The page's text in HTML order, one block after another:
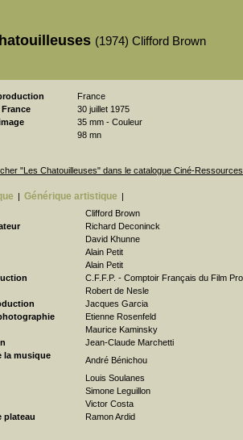
(1974) Clifford Brown
France
30 juillet 1975
35 mm - Couleur
98 mn
"Les Chatouilleuses" dans le catalogue Ciné-Ressources
| Générique artistique |
Clifford Brown
Richard Deconinck
David Khunne
Alain Petit
Alain Petit
C.F.F.P. - Comptoir Français du Film
Robert de Nesle
Jacques Garcia
Etienne Rosenfeld
Maurice Kaminsky
Jean-Claude Marchetti
la musique
André Bénichou
Louis Soulanes
Simone Leguillon
Victor Costa
plateau
Ramon Ardid